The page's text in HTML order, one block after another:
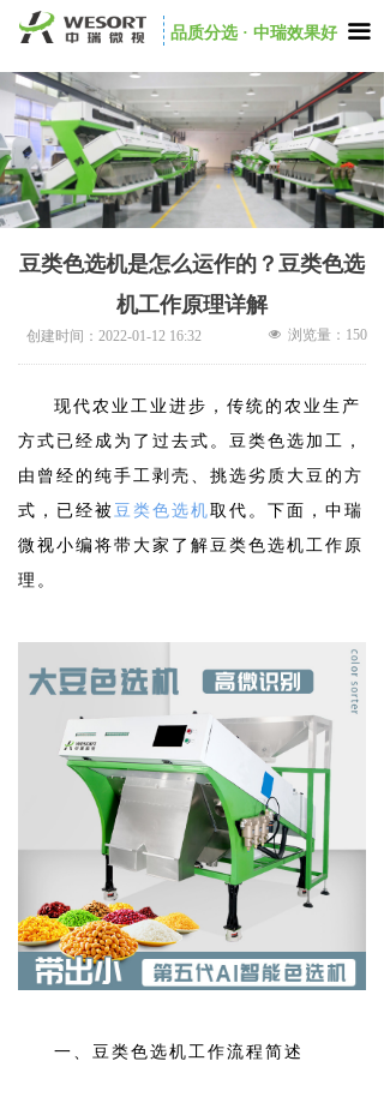
品质分选 · 中瑞效果好 끀
创建时间： 2022-01-12 16:32
豆类色选机是怎么运作的？豆类色选
机工作原理详解
넶 浏览量： 150
现代农业工业进步，传统的农业生产
方式已经成为了过去式。豆类色选加工，
由曾经的纯手工剥壳、挑选劣质大豆的方
式，已经被 豆类色选机取代。下面，中瑞
微视小编将带大家了解豆类色选机工作原
理。
一、豆类色选机工作流程简述